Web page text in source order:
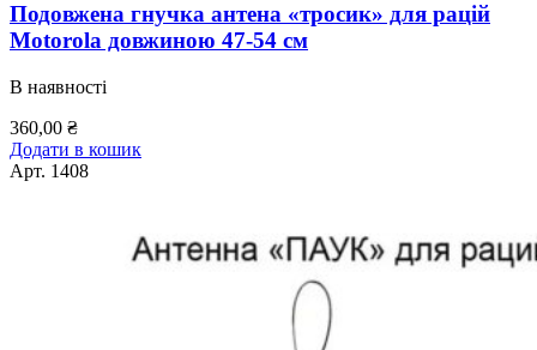
Подовжена гнучка антена «тросик» для рацій
Motorola довжиною 47-54 см
В наявності
360,00 ₴
Додати в кошик
Арт. 1408